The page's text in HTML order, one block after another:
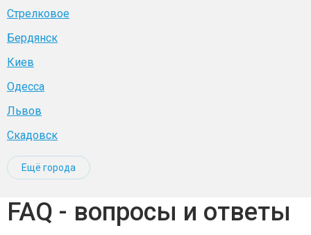
Стрелковое
Бердянск
Киев
Одесса
Львов
Скадовск
Ещё города
FAQ - вопросы и ответы